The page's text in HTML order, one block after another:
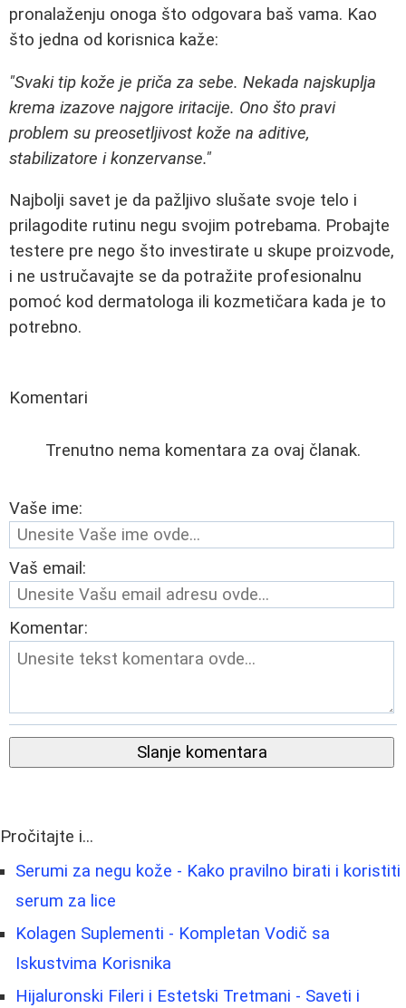
pronalaženju onoga što odgovara baš vama. Kao
što jedna od korisnica kaže:
"Svaki tip kože je priča za sebe. Nekada najskuplja
krema izazove najgore iritacije. Ono što pravi
problem su preosetljivost kože na aditive,
stabilizatore i konzervanse."
Najbolji savet je da pažljivo slušate svoje telo i
prilagodite rutinu negu svojim potrebama. Probajte
testere pre nego što investirate u skupe proizvode,
i ne ustručavajte se da potražite profesionalnu
pomoć kod dermatologa ili kozmetičara kada je to
potrebno.
Komentari
Trenutno nema komentara za ovaj članak.
Vaše ime:
Vaš email:
Komentar:
Slanje komentara
Pročitajte i...
Serumi za negu kože - Kako pravilno birati i koristiti
serum za lice
Kolagen Suplementi - Kompletan Vodič sa
Iskustvima Korisnika
Hijaluronski Fileri i Estetski Tretmani - Saveti i